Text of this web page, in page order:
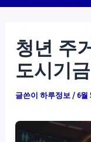
청년 주
도시기
글쓴이하루정보/6월